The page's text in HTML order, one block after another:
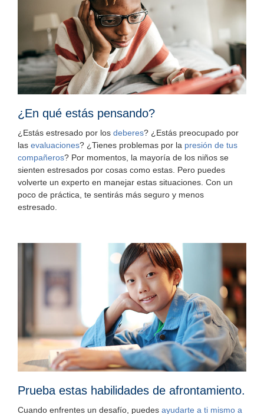
¿En qué estás pensando?
¿Estás estresado por los deberes? ¿Estás preocupado por
las evaluaciones? ¿Tienes problemas por la presión de tus
compañeros? Por momentos, la mayoría de los niños se
sienten estresados por cosas como estas. Pero puedes
volverte un experto en manejar estas situaciones. Con un
poco de práctica, te sentirás más seguro y menos
estresado.
Prueba estas habilidades de afrontamiento.
Cuando enfrentes un desafío, puedes ayudarte a ti mismo a